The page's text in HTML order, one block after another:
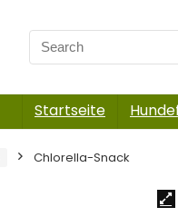
Startseite
Chlorella-Snack